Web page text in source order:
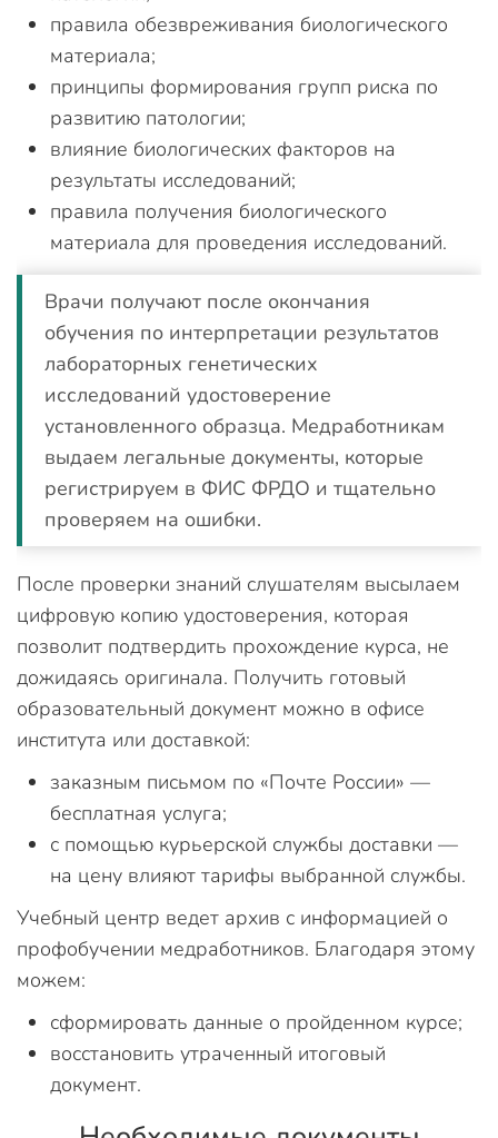
правила обезвреживания биологического
материала;
принципы формирования групп риска по
развитию патологии;
влияние биологических факторов на
результаты исследований;
правила получения биологического
материала для проведения исследований.
Врачи получают после окончания
обучения по интерпретации результатов
лабораторных генетических
исследований удостоверение
установленного образца. Медработникам
выдаем легальные документы, которые
регистрируем в ФИС ФРДО и тщательно
проверяем на ошибки.
После проверки знаний слушателям высылаем
цифровую копию удостоверения, которая
позволит подтвердить прохождение курса, не
дожидаясь оригинала. Получить готовый
образовательный документ можно в офисе
института или доставкой:
заказным письмом по «Почте России» —
бесплатная услуга;
с помощью курьерской службы доставки —
на цену влияют тарифы выбранной службы.
Учебный центр ведет архив с информацией о
профобучении медработников. Благодаря этому
можем:
сформировать данные о пройденном курсе;
восстановить утраченный итоговый
документ.